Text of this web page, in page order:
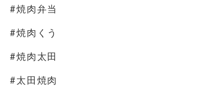
#焼肉弁当
#焼肉くう
#焼肉太田
#太田焼肉